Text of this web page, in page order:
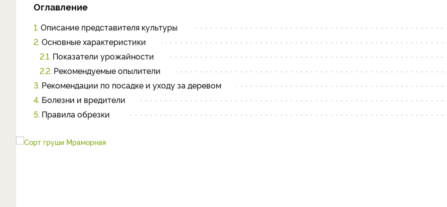
Оглавление
1. Описание представителя культуры
2. Основные характеристики
2.1. Показатели урожайности
2.2. Рекомендуемые опылители
3. Рекомендации по посадке и уходу за деревом
4. Болезни и вредители
5. Правила обрезки